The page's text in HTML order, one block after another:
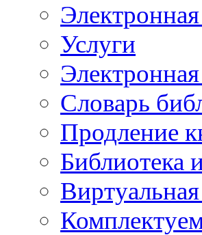
Услуги
Словарь
Продление
Библиотека